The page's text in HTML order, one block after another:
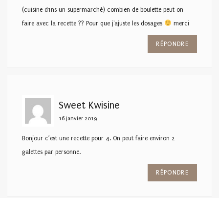
(cuisine d1ns un supermarché) combien de boulette peut on
faire avec la recette ?? Pour que j'ajuste les dosages
merci
RÉPONDRE
Sweet Kwisine
16 janvier 2019
Bonjour c’est une recette pour 4. On peut faire environ 2
galettes par personne.
RÉPONDRE